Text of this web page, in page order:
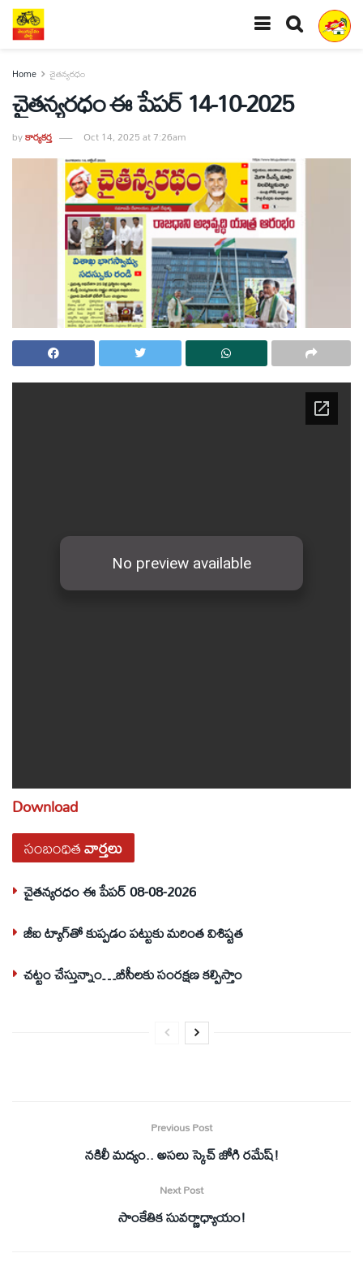
Home చైతన్యరధం
చైతన్యరధం ఈ పేపర్ 14-10-2025
byకార్యకర్త Oct 14, 2025 at 7:26am
Download
సంబంధితవార్తలు
చైతన్యరధం ఈ పేపర్ 08-08-2026
జీఐ ట్యాగ్‌తో కుప్పడం పట్టుకు మరింత విశిష్టత
చట్టం చేస్తున్నాం…బీసీలకు సంరక్షణ కల్పిస్తాం
Previous Post
నకిలీ మద్యం.. అసలు స్కెచ్ జోగి రమేష్!
Next Post
సాంకేతిక సువర్ణాధ్యాయం!